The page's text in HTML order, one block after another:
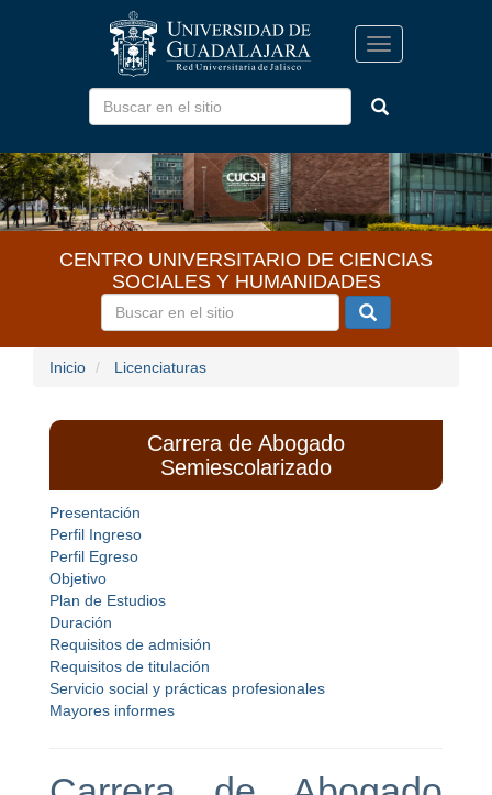
Toggle
navigation
CENTRO UNIVERSITARIO DE CIENCIAS
SOCIALES Y HUMANIDADES
Inicio Licenciaturas
Carrera de Abogado
Semiescolarizado
Presentación
Perfil Ingreso
Perfil Egreso
Objetivo
Plan de Estudios
Duración
Requisitos de admisión
Requisitos de titulación
Servicio social y prácticas profesionales
Mayores informes